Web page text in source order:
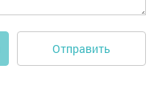
Отправить